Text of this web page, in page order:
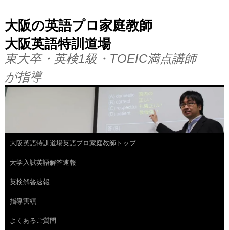
大阪の英語プロ家庭教師
大阪英語特訓道場
東大卒・英検1級・TOEIC満点講師
が指導
コ
ン
テ
ン
ツ
大阪英語特訓道場英語プロ家庭教師トップ
大学入試英語解答速報
英検解答速報
指導実績
よくあるご質問